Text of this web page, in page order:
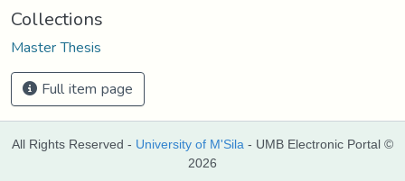
Collections
Master Thesis
Full item page
All Rights Reserved - University of M'Sila - UMB Electronic Portal ©
2026